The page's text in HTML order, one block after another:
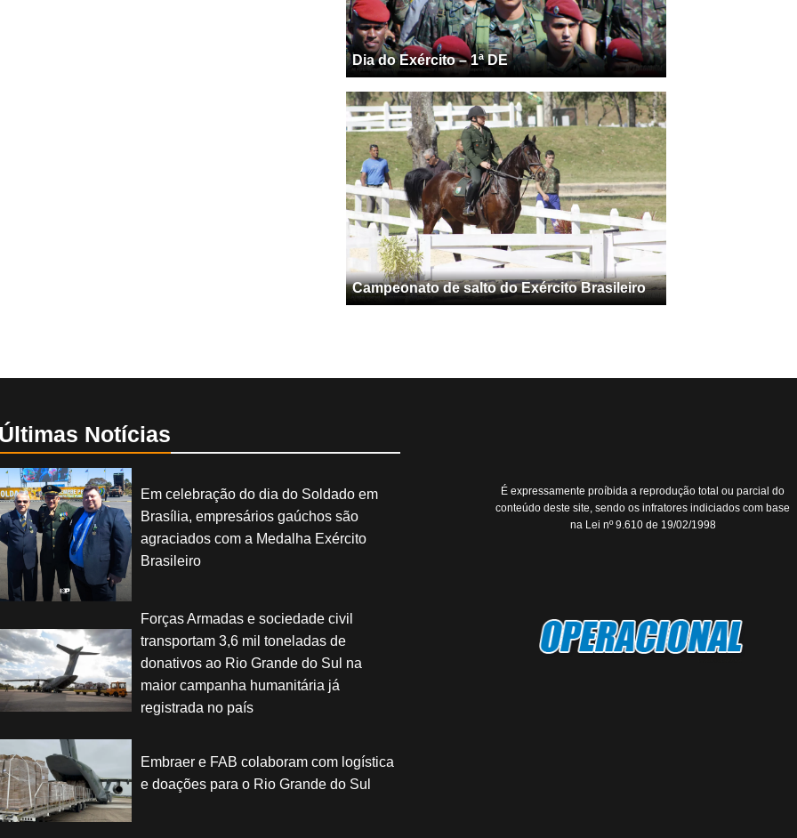
Dia do Exército – 1ª DE
Campeonato de salto do Exército Brasileiro
Últimas Notícias
Em celebração do dia do Soldado em
Brasília, empresários gaúchos são
agraciados com a Medalha Exército
Brasileiro
Forças Armadas e sociedade civil
transportam 3,6 mil toneladas de
donativos ao Rio Grande do Sul na
maior campanha humanitária já
registrada no país
Embraer e FAB colaboram com logística
e doações para o Rio Grande do Sul
É expressamente proíbida a reprodução total ou parcial do
conteúdo deste site, sendo os infratores indiciados com base
na Lei nº 9.610 de 19/02/1998